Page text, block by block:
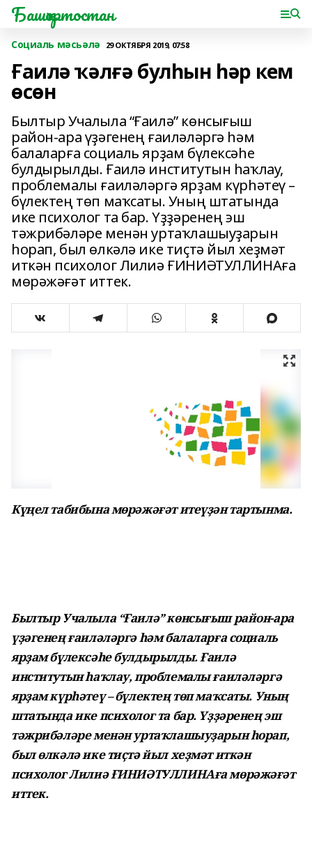
Башҡортостан
Социаль мәсьәлә 29 ОКТЯБРЯ 2019, 07:58
Ғаилә ҡәлғә булһын һәр кем
өсөн
Былтыр Учалыла “Ғаилә” көнсығыш
район-ара үҙәгенең ғаиләләргә һәм
балаларға социаль ярҙам бүлексәһе
булдырылды. Ғаилә институтын һаҡлау,
проблемалы ғаиләләргә ярҙам күрһәтеү –
бүлектең төп маҡсаты. Уның штатында
ике психолог та бар. Үҙҙәренең эш
тәжрибәләре менән уртаҡлашыуҙарын
һорап, был өлкәлә ике тиҫтә йыл хеҙмәт
иткән психолог Лилиә ҒИНИӘТУЛЛИНАға
мөрәжәғәт иттек.
Күңел табибына мөрәжәғәт итеүҙән тартынма.
Былтыр Учалыла “Ғаилә” көнсығыш район-ара
үҙәгенең ғаиләләргә һәм балаларға социаль
ярҙам бүлексәһе булдырылды. Ғаилә
институтын һаҡлау, проблемалы ғаиләләргә
ярҙам күрһәтеү – бүлектең төп маҡсаты. Уның
штатында ике психолог та бар. Үҙҙәренең эш
тәжрибәләре менән уртаҡлашыуҙарын һорап,
был өлкәлә ике тиҫтә йыл хеҙмәт иткән
психолог Лилиә ҒИНИӘТУЛЛИНАға мөрәжәғәт
иттек.